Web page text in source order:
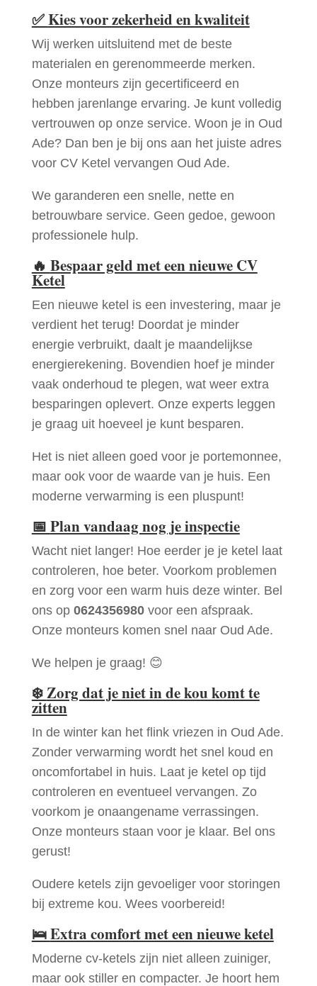
✅Kies voor zekerheid en kwaliteit
Wij werken uitsluitend met de beste
materialen en gerenommeerde merken.
Onze monteurs zijn gecertificeerd en
hebben jarenlange ervaring. Je kunt volledig
vertrouwen op onze service. Woon je in Oud
Ade? Dan ben je bij ons aan het juiste adres
voor CV Ketel vervangen Oud Ade.
We garanderen een snelle, nette en
betrouwbare service. Geen gedoe, gewoon
professionele hulp.
🔥 Bespaar geld met een nieuwe CV
Ketel
Een nieuwe ketel is een investering, maar je
verdient het terug! Doordat je minder
energie verbruikt, daalt je maandelijkse
energierekening. Bovendien hoef je minder
vaak onderhoud te plegen, wat weer extra
besparingen oplevert. Onze experts leggen
je graag uit hoeveel je kunt besparen.
Het is niet alleen goed voor je portemonnee,
maar ook voor de waarde van je huis. Een
moderne verwarming is een pluspunt!
📅 Plan vandaag nog je inspectie
Wacht niet langer! Hoe eerder je je ketel laat
controleren, hoe beter. Voorkom problemen
en zorg voor een warm huis deze winter. Bel
ons op 0624356980voor een afspraak.
Onze monteurs komen snel naar Oud Ade.
We helpen je graag! 😊
❄️Zorg dat je niet in de kou komt te
zitten
In de winter kan het flink vriezen in Oud Ade.
Zonder verwarming wordt het snel koud en
oncomfortabel in huis. Laat je ketel op tijd
controleren en eventueel vervangen. Zo
voorkom je onaangename verrassingen.
Onze monteurs staan voor je klaar. Bel ons
gerust!
Oudere ketels zijn gevoeliger voor storingen
bij extreme kou. Wees voorbereid!
🛌Extra comfort met een nieuwe ketel
Moderne cv-ketels zijn niet alleen zuiniger,
maar ook stiller en compacter. Je hoort hem